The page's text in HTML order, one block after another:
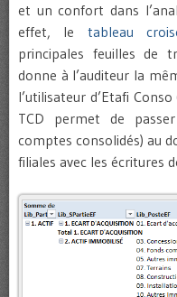
et un confort dans
effet, le tableau
principales feuilles de
donne à l’auditeur la
l’utilisateur d’Etafi
TCD permet de
comptes consolidés) au
filiales avec les écritures